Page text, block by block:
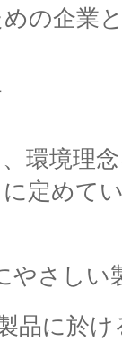
の企業
環境理
定めてい
やさしい
品に於